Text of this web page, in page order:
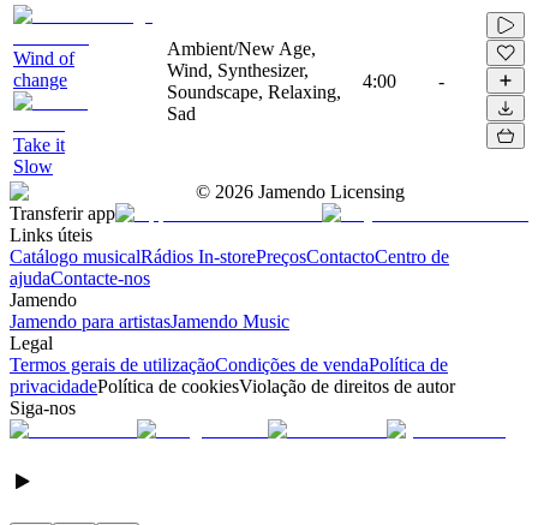
Wind of
change
Take it
Slow
Ambient/New Age,
Wind, Synthesizer,
Soundscape, Relaxing,
Sad
4:00 -
© 2026 Jamendo Licensing
Transferir app
Links úteis
Catálogo musicalRádios In-storePreçosContactoCentro de
ajudaContacte-nos
Jamendo
Jamendo para artistasJamendo Music
Legal
Termos gerais de utilizaçãoCondições de vendaPolítica de
privacidadePolítica de cookiesViolação de direitos de autor
Siga-nos